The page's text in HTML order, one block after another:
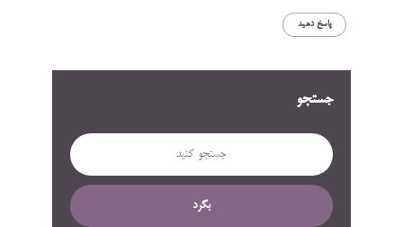
جستجو
بگرد
پاسخ دهید